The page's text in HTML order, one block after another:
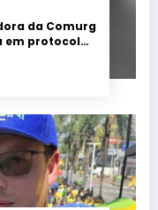
da Comurg
em protocolo